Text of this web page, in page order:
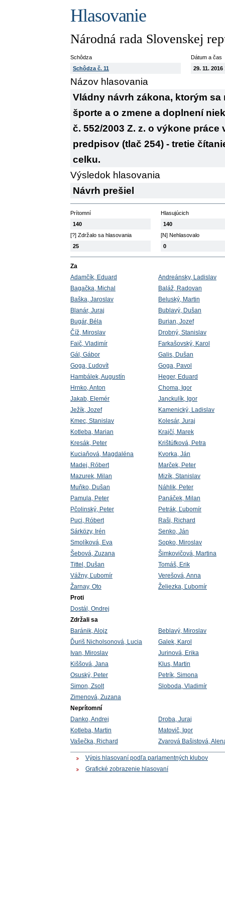
Hlasovanie
Národná rada Slovenskej
Schôdza
Schôdza č. 11
Dátum a čas
29. 11.
Názov hlasovania
Vládny návrh zákona, ktorým sa
športe a o zmene a doplnení
č. 552/2003 Z. z. o výkone
predpisov (tlač 254) - tretie
celku.
Výsledok hlasovania
Návrh prešiel
Prítomní
140
Hlasujúcich
140
[?] Zdržalo sa hlasovania
25
[N] Nehlasovalo
0
Za
Adamčík, Eduard
Andreánsky, Ladislav
Bagačka, Michal
Baláž, Radovan
Baška, Jaroslav
Beluský, Martin
Blanár, Juraj
Bublavý, Dušan
Bugár, Béla
Burian, Jozef
Číž, Miroslav
Drobný, Stanislav
Faič, Vladimír
Farkašovský, Karol
Gál, Gábor
Galis, Dušan
Goga, Ľudovít
Goga, Pavol
Hambálek, Augustín
Heger, Eduard
Hrnko, Anton
Choma, Igor
Jakab, Elemér
Janckulík, Igor
Ježík, Jozef
Kamenický, Ladislav
Kmec, Stanislav
Kolesár, Juraj
Kotleba, Marian
Krajčí, Marek
Kresák, Peter
Krištúfková, Petra
Kuciaňová, Magdaléna
Kvorka, Ján
Madej, Róbert
Marček, Peter
Mazurek, Milan
Mizík, Stanislav
Muňko, Dušan
Náhlik, Peter
Pamula, Peter
Panáček, Milan
Pčolinský, Peter
Petrák, Ľubomír
Puci, Róbert
Raši, Richard
Sárközy, Irén
Senko, Ján
Smolíková, Eva
Sopko, Miroslav
Šebová, Zuzana
Šimkovičová, Martina
Tittel, Dušan
Tomáš, Erik
Vážny, Ľubomír
Verešová, Anna
Žarnay, Oto
Želiezka, Ľubomír
Proti
Dostál, Ondrej
Zdržali sa
Baránik, Alojz
Beblavý, Miroslav
Ďuriš Nicholsonová, Lucia
Galek, Karol
Ivan, Miroslav
Jurinová, Erika
Kiššová, Jana
Klus, Martin
Osuský, Peter
Petrík, Simona
Simon, Zsolt
Sloboda, Vladimír
Zimenová, Zuzana
Neprítomní
Danko, Andrej
Droba, Juraj
Kotleba, Martin
Matovič, Igor
Vašečka, Richard
Zvarová Bašistová,
Výpis hlasovaní podľa parlamentných klubov
Grafické zobrazenie hlasovaní